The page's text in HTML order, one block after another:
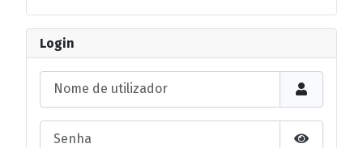
Login
Nome de utilizador